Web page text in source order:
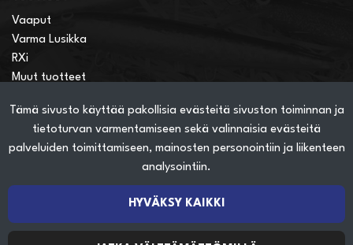
Tämä sivusto käyttää pakollisia evästeitä sivuston toiminnan ja
tietoturvan varmentamiseen sekä valinnaisia evästeitä
palveluiden toimittamiseen, mainosten personointiin ja liikenteen
analysointiin.
HYVÄKSY KAIKKI
Vaaput
Varma Lusikka
RXi
Muut tuotteet
Verkkokauppainfo
Näin teet ostoksia verkkokaupassa